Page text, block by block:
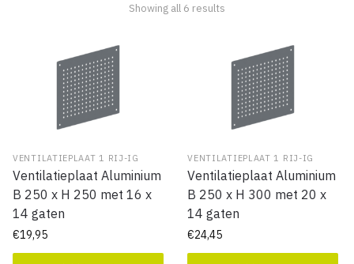
Showing all 6 results
VENTILATIEPLAAT 1 RIJ-IG
Ventilatieplaat Aluminium
B 250 x H 250 met 16 x
14 gaten
€19,95
VENTILATIEPLAAT 1 RIJ-IG
Ventilatieplaat Aluminium
B 250 x H 300 met 20 x
14 gaten
€24,45